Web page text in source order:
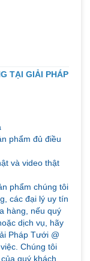
TẠI GIẢI PHÁP
phẩm đủ điều
và video thật
phẩm chúng tôi
các đại lý uy tín
hàng, nếu quý
dịch vụ, hãy
Pháp Tưới @
Chúng tôi
quý khách